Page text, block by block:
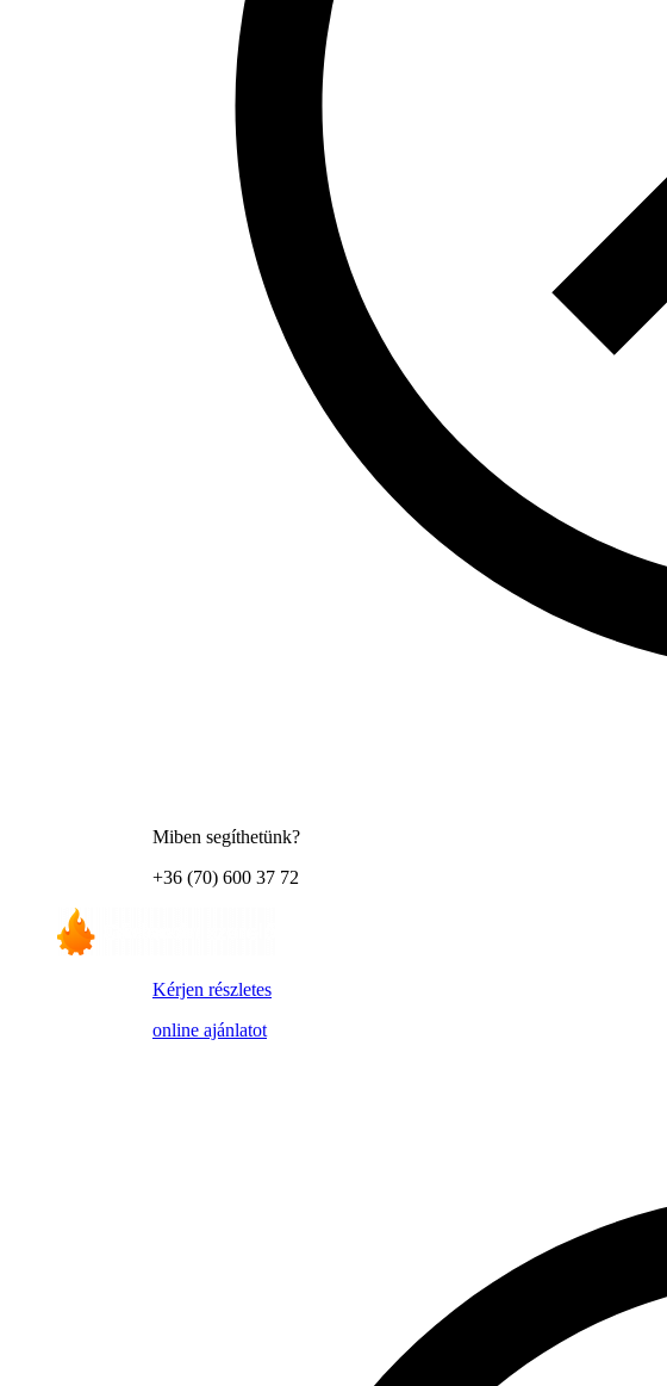
Miben segíthetünk?
+36 (70) 600 37 72
Kérjen részletes
online ajánlatot